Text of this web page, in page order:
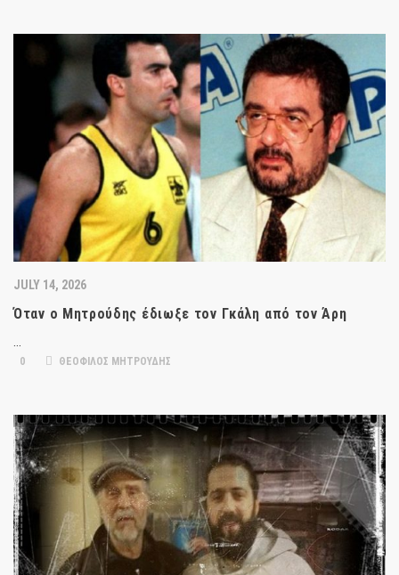
JULY 14, 2026
Όταν ο Μητρούδης έδιωξε τον Γκάλη από τον Άρη
…
0 ΘΕΟΦΙΛΟΣ ΜΗΤΡΟΥΔΗΣ